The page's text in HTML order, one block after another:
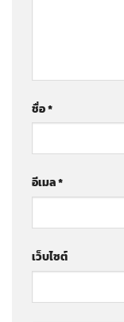
ชื่อ*
อีเมล*
เว็บไซต์